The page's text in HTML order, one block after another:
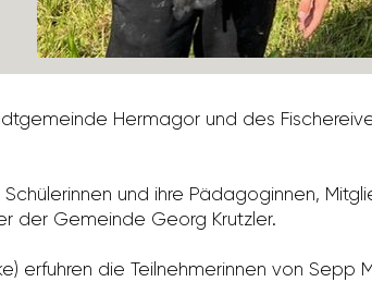
Hermagor und des
und ihre Pädago­ginnen,
der Gemeinde Georg Krutzler.
erfuhren die Teil­neh­me­rinnen von